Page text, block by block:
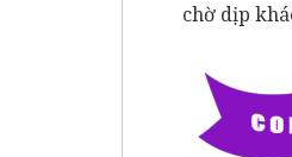
chờ dịp